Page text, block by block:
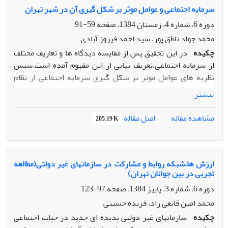
18 سال و بالاتر ساکن شهر خرم‌آباد است که با استفاده از فرمول
کوکران تعداد 384 نفر به‌عنوان نمونه تعیین شد. روش نمونه‌گیرى
این پژوهش روش طبقه‌اى و خوشه‌اى چندمرحله‌اى است. نتایج
این پژوهش نشان مى‌دهد که بین پایگاه اقتصادى ـاجتماعى مردم
شهر خرم‌آباد و نگرش آنان به مشارکت سیاسى رابطه معنادارى
وجود دارد. یافته‌ها نشان مى‌دهند پاسخ‌گویانى که داراى پایگاه
اقتصادى ـاجتماعى پایین هستند با مشارکت سیاسى مخالفت
بیشترى داشته‌اند.
میزان تمایل مالکان به مشارکت در یکپارچه سازی مزروعی می
باشند.
سرمایه اجتماعی و عوامل موثر بر شکل گیری آن در شهر تهران
دوره 6، شماره 4، زمستان 1384، صفحه
59-91
محمد جواد ناطق پور، سید احمد فیروز آبادی
چکیده در این تحقیق پس از مقایسه دیدگاه ها و تعاریف مختلف
از سرمایه اجتماعی،تعریف نهایی از این مفهوم آمده است.سپس
نظریه های عوامل موثر بر شکل گیری سرمایه اجتماعی از نظام
پاتنام،برم وران،افه و فوش،کریشنا و افف،گلیزر،لایبسون و
ساکردوت،پاراگال،گلیکان و هوک و مرنیسی نیز به صورت مقایسه
ای آمده،و با روش پیمایش سرمایه اجتماعی در تهران بررسی شده
و با تحلیل عاملی مولفه های آن به چهار عامل اصلی اعتماد
عمومی،اعتماد نهادی،آگاهی و مشارکت های رسمی و مشارکت های
نظری عوامل موثر بر شکل گیری سرمایه اجتماعی و چهار عامل آن
نیز ارائه شده است.
بیشتر
مشاهده مقاله
اصل مقاله 205.19 K
ارزش ها،شبکه روابط و مشارکت در سازمانهای غیر دولتی(مطالعه
تجربی در بین جوانان تهران)
دوره 6، شماره 3، پاییز 1384، صفحه
97-123
محمد امین قانعی راد، فریده حسینی
چکیده سازمانهای غیر دولتی پدیده ای جدید در حیات اجتماعی